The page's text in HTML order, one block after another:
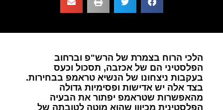
הלכי הרוח בצמרת של הרש"פ וברחוב
הפלסטיני הם של אכזבה, תסכול וכעס
בעקבות ניצחונו של הנשיא טראמפ בבחירות.
בצד אלה יש אדישות ופסימיות גדולה
מהאפשרות שטראמפ יפתור את הבעיה
הפלסטינית מכיוון שהוא מוטה לטובתה של